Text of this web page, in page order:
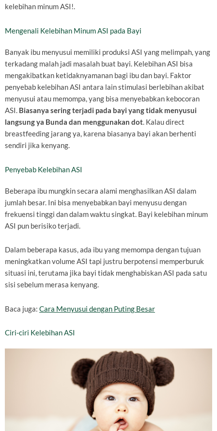
kelebihan minum ASI!.
Mengenali Kelebihan Minum ASI pada Bayi
Banyak ibu menyusui memiliki produksi ASI yang melimpah, yang
terkadang malah jadi masalah buat bayi. Kelebihan ASI bisa
mengakibatkan ketidaknyamanan bagi ibu dan bayi. Faktor
penyebab kelebihan ASI antara lain stimulasi berlebihan akibat
menyusui atau memompa, yang bisa menyebabkan kebocoran
ASI. Biasanya sering terjadi pada bayi yang tidak menyusui
langsung ya Bunda dan menggunakan dot. Kalau direct
breastfeeding jarang ya, karena biasanya bayi akan berhenti
sendiri jika kenyang.
Penyebab Kelebihan ASI
Beberapa ibu mungkin secara alami menghasilkan ASI dalam
jumlah besar. Ini bisa menyebabkan bayi menyusu dengan
frekuensi tinggi dan dalam waktu singkat. Bayi kelebihan minum
ASI pun berisiko terjadi.
Dalam beberapa kasus, ada ibu yang memompa dengan tujuan
meningkatkan volume ASI tapi justru berpotensi memperburuk
situasi ini, terutama jika bayi tidak menghabiskan ASI pada satu
sisi sebelum merasa kenyang.
Baca juga: Cara Menyusui dengan Puting Besar
Ciri-ciri Kelebihan ASI